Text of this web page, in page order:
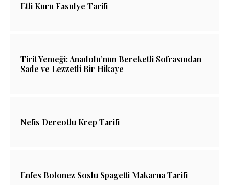
Etli Kuru Fasulye Tarifi
Tirit Yemeği: Anadolu’nun Bereketli Sofrasından
Sade ve Lezzetli Bir Hikaye
Nefis Dereotlu Krep Tarifi
Enfes Bolonez Soslu Spagetti Makarna Tarifi